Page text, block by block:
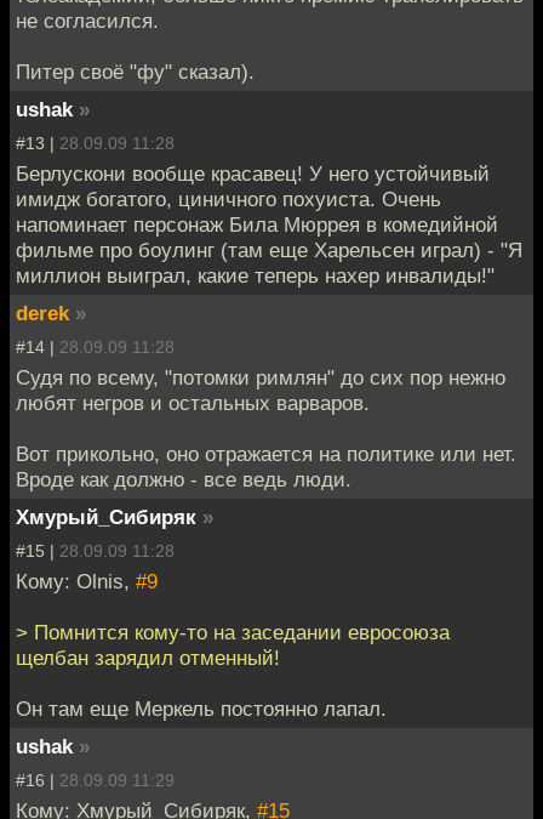
не согласился.
Питер своё "фу" сказал).
ushak »
#13 | 28.09.09 11:28
Берлускони вообще красавец! У него устойчивый
имидж богатого, циничного похуиста. Очень
напоминает персонаж Била Мюррея в комедийной
фильме про боулинг (там еще Харельсен играл) - "Я
миллион выиграл, какие теперь нахер инвалиды!"
derek »
#14 | 28.09.09 11:28
Судя по всему, "потомки римлян" до сих пор нежно
любят негров и остальных варваров.
Вот прикольно, оно отражается на политике или нет.
Вроде как должно - все ведь люди.
Хмурый_Сибиряк »
#15 | 28.09.09 11:28
Кому: Olnis, #9
> Помнится кому-то на заседании евросоюза
щелбан зарядил отменный!
Он там еще Меркель постоянно лапал.
ushak »
#16 | 28.09.09 11:29
Кому: Хмурый_Сибиряк, #15